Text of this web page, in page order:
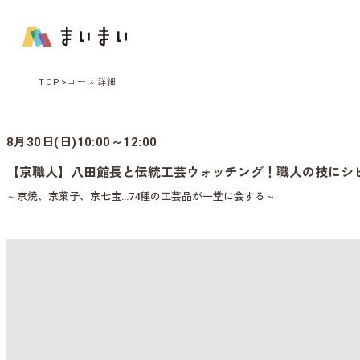
TOP コース詳細
8月30日(日)10:00～12:00
【京職人】八田館長と伝統工芸ウォッチング！職人の技にシ
～京焼、京菓子、京七宝…74種の工芸品が一堂に会する～